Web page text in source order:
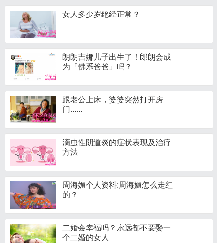
女人多少岁绝经正常？
朗朗吉娜儿子出生了！郎朗会成
为「佛系爸爸」吗？
跟老公上床，婆婆突然打开房
门……
滴虫性阴道炎的症状表现及治疗
方法
周海媚个人资料:周海媚怎么走红
的？
二婚会幸福吗？永远都不要娶一
个二婚的女人